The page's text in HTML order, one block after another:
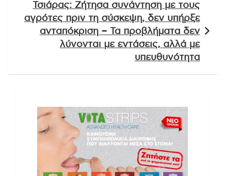
Τσιάρας: Ζήτησα συνάντηση με τους
αγρότες πριν τη σύσκεψη, δεν υπήρξε
ανταπόκριση – Τα προβλήματα δεν
λύνονται με εντάσεις, αλλά με
υπευθυνότητα